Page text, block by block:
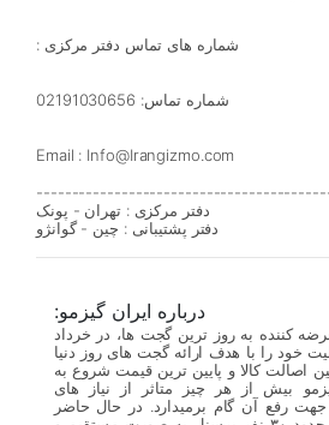
شماره های تماس دفتر مرکزی :
شماره تماس: 02191030656
Email : Info@Irangizmo.com
دفتر مرکزی : تهران - پونک
دفتر پشتیبانی : چین - گوانژو
درباره ایران گیزمو:
کننده به روز ترین گجت ها، در خرداد
خود را با هدف ارائه گجت های روز دنیا
اصالت کالا و پایین ترین قیمت شروع به
بیش از هر چیز متاثر از نیاز های
رفع آن گام برمیدارد. در حال حاضر